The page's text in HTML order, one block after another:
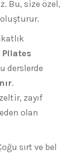
Bu, size özel,
derslerde
.
zayıf
olan
sırt ve bel